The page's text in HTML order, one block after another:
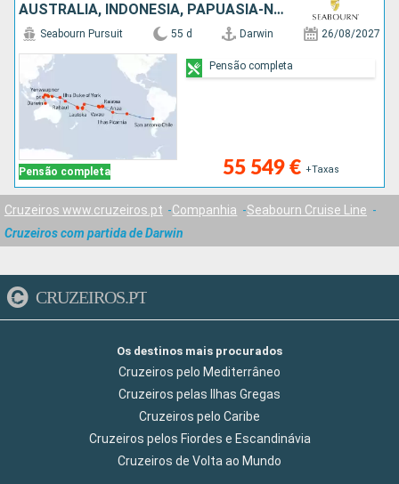
AUSTRALIA, INDONÉSIA, PAPUASIA-NOVA GUINÃ, ILHAS SALOMON, VANUATU, FIJI (ILHAS), TONGA, SAMOA, ILHAS COOK, FRANÇA, REINO UNIDO, CHILE
Pensão completa
Seabourn Pursuit 55 d Darwin 26/08/2027
55 549 € +Taxas
Pensão completa
Cruzeiros www.cruzeiros.pt Companhia
Seabourn Cruise Line
Cruzeiros com partida de Darwin
CRUZEIROS.PT
Os destinos mais procurados
Cruzeiros pelo Mediterrâneo
Cruzeiros pelas Ilhas Gregas
Cruzeiros pelo Caribe
Cruzeiros pelos Fiordes e Escandinávia
Cruzeiros de Volta ao Mundo